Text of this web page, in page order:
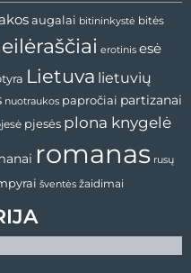
augalai bitininkystė bitės
eilėraščiai erotinis esė
Lietuva lietuvių
nuotraukos papročiai partizanai
pjesės plona knygelė
romanas rusų
šventės žaidimai